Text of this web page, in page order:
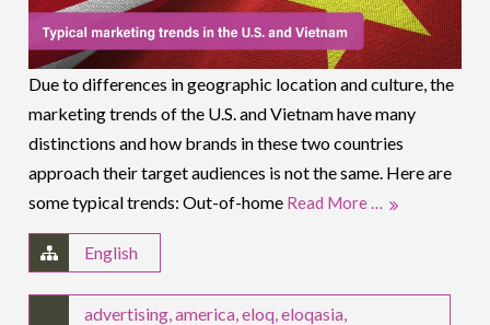
Due to differences in geographic location and culture, the
marketing trends of the U.S. and Vietnam have many
distinctions and how brands in these two countries
approach their target audiences is not the same. Here are
some typical trends: Out-of-home Read More …
English
advertising ,america ,eloq ,eloqasia